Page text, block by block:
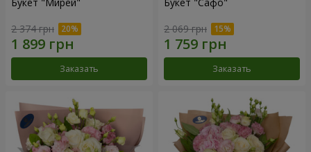
2 374 грн
Заказать
2 069 грн
Заказать